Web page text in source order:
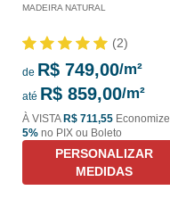
MADEIRA NATURAL
(2)
de R$ 749,00
até R$ 859,00
À VISTAR$ 711,55 Economize
5% no PIX ou Boleto
PERSONALIZAR
MEDIDAS